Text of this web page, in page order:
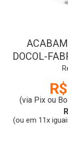
DOCOL-
| NOVA
(via Pix ou
(ou em 11x